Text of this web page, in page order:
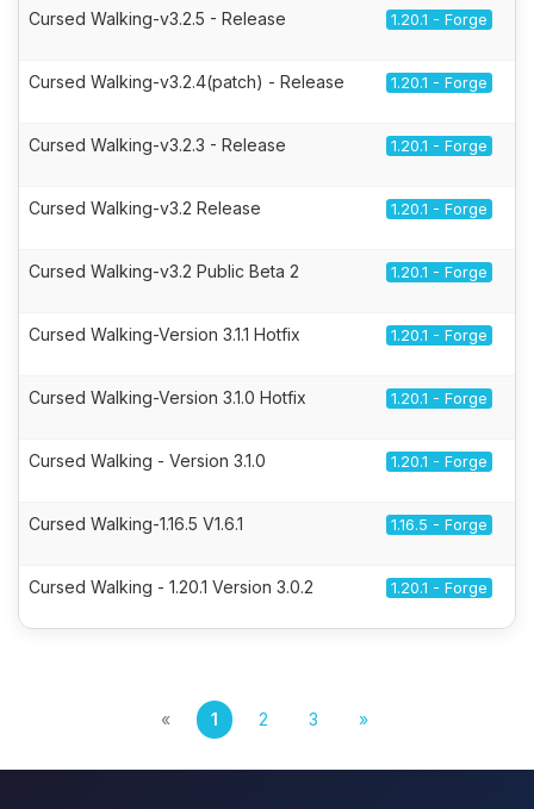
Cursed Walking-v3.2.5 - Release 1.20.1 - Forge
Cursed Walking-v3.2.4(patch) - Release 1.20.1 - Forge
Cursed Walking-v3.2.3 - Release 1.20.1 - Forge
Cursed Walking-v3.2 Release 1.20.1 - Forge
Cursed Walking-v3.2 Public Beta 2 1.20.1 - Forge
Cursed Walking-Version 3.1.1 Hotfix 1.20.1 - Forge
Cursed Walking-Version 3.1.0 Hotfix 1.20.1 - Forge
Cursed Walking - Version 3.1.0 1.20.1 - Forge
Cursed Walking-1.16.5 V1.6.1 1.16.5 - Forge
Cursed Walking - 1.20.1 Version 3.0.2 1.20.1 - Forge
« 1 2 3 »